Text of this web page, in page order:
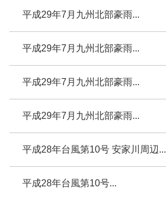
平成29年7月九州北部豪雨...
平成29年7月九州北部豪雨...
平成29年7月九州北部豪雨...
平成29年7月九州北部豪雨...
平成28年台風第10号 安家川周辺...
平成28年台風第10号...